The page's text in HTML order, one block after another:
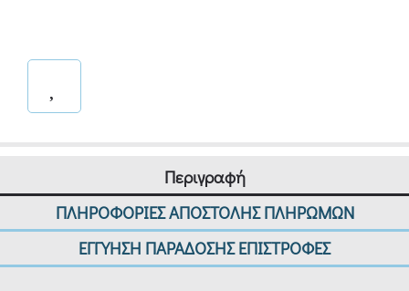
Περιγραφή
ΠΛΗΡΟΦΟΡΙΕΣ ΑΠΟΣΤΟΛΗΣ ΠΛΗΡΩΜΩΝ
ΕΓΓΥΗΣΗ ΠΑΡΑΔΟΣΗΣ ΕΠΙΣΤΡΟΦΕΣ